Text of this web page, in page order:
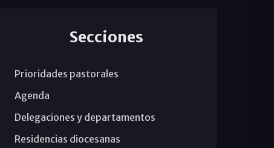
Secciones
Prioridades pastorales
Agenda
Delegaciones y departamentos
Residencias diocesanas